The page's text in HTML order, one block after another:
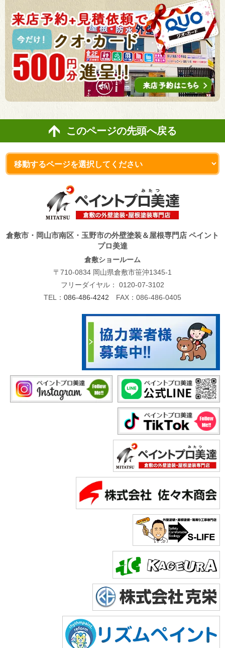
このページの先頭へ戻る
倉敷市・岡山市南区・玉野市の外壁塗装＆屋根専門店 ペイント
プロ美達
倉敷ショールーム
〒710-0834 岡山県倉敷市笹沖1345-1
フリーダイヤル： 0120-07-3102
TEL： 086-486-4242 FAX：086-486-0405